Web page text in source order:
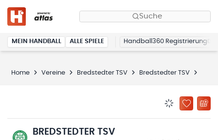
Suche
MEIN HANDBALL ALLE SPIELE Handball360 Registrierung
Home Vereine Bredstedter TSV Bredstedter TSV
ZU
BREDSTEDTER TSV